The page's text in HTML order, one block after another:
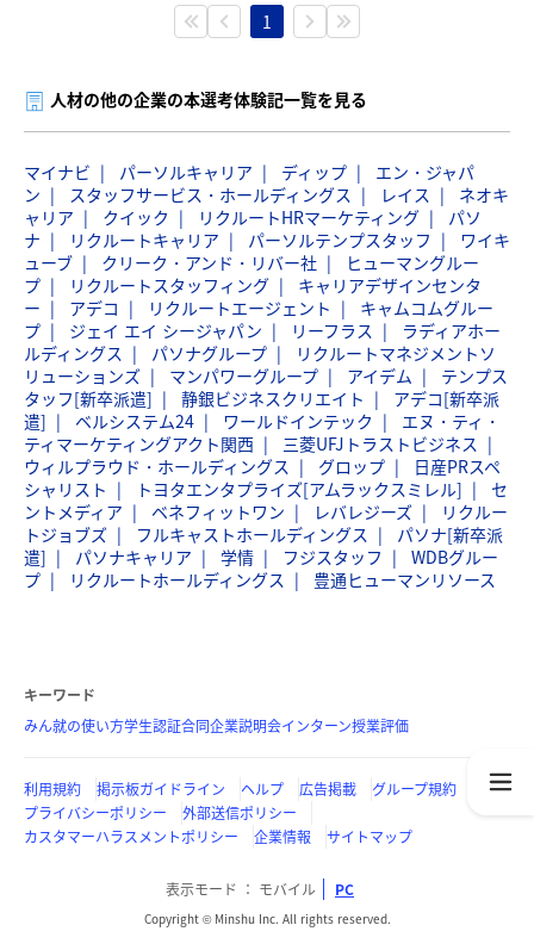
1
人材の他の企業の本選考体験記一覧を見る
マイナビ パーソルキャリア ディップ
エン・ジャパ
ン
スタッフサービス・ホールディングス レイス
ネオキ
ャリア
クイック リクルートHRマーケティング
パソ
ナ
リクルートキャリア パーソルテンプスタッフ
ワイキ
ューブ
クリーク・アンド・リバー社
ヒューマングルー
プ
リクルートスタッフィング
キャリアデザインセンタ
ー
アデコ リクルートエージェント
キャムコムグルー
プ
ジェイ エイ シージャパン リーフラス
ラディアホー
ルディングス
パソナグループ
リクルートマネジメントソ
リューションズ
マンパワーグループ アイデム
テンプス
タッフ[新卒派遣]
静銀ビジネスクリエイト
アデコ[新卒派
遣]
ベルシステム24 ワールドインテック
エヌ・ティ・
ティマーケティングアクト関西
三菱UFJトラストビジネス
ウィルプラウド・ホールディングス
グロップ
日産PRスペ
シャリスト
トヨタエンタプライズ[アムラックスミレル]
セ
ントメディア
ベネフィットワン レバレジーズ
リクルー
トジョブズ
フルキャストホールディングス
パソナ[新卒派
遣]
パソナキャリア 学情 フジスタッフ
WDBグルー
プ
リクルートホールディングス 豊通ヒューマンリソース
キーワード
みん就の使い方学生認証合同企業説明会インターン授業評価
利用規約 掲示板ガイドライン ヘルプ 広告掲載
グループ規約
プライバシーポリシー
外部送信ポリシー
カスタマーハラスメントポリシー
企業情報 サイトマップ
表示モード モバイル PC
Copyright © Minshu Inc. All rights reserved.